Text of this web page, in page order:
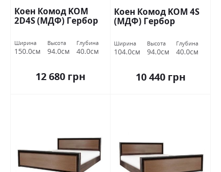
Коен Комод KOM
2D4S (МДФ) Гербор
Ширина
150.0см
Высота
94.0см
Глубина
40.0см
12 680 грн
Коен Комод KOM 4S
(МДФ) Гербор
Ширина
104.0см
Высота
94.0см
Глубина
40.0см
10 440 грн